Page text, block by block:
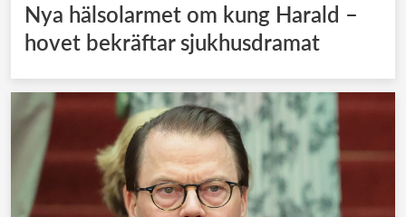
Nya hälsolarmet om kung Harald –
hovet bekräftar sjukhusdramat